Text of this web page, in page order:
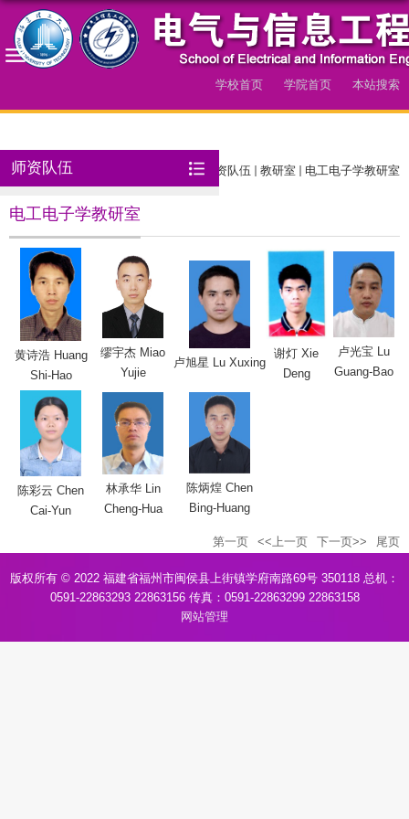
学校首页 学院首页 本站搜索
师资队伍 首页 师资队伍 教研室 电工电子学教研室
电工电子学教研室
黄诗浩 Huang
Shi-Hao
缪宇杰 Miao
Yujie
卢旭星 Lu Xuxing
谢灯 Xie
Deng
卢光宝 Lu
Guang-Bao
陈彩云 Chen
Cai-Yun
林承华 Lin
Cheng-Hua
陈炳煌 Chen
Bing-Huang
第一页 <<上一页 下一页>> 尾页
版权所有 © 2022 福建省福州市闽侯县上街镇学府南路69号 350118 总机：
0591-22863293 22863156 传真：0591-22863299 22863158
网站管理